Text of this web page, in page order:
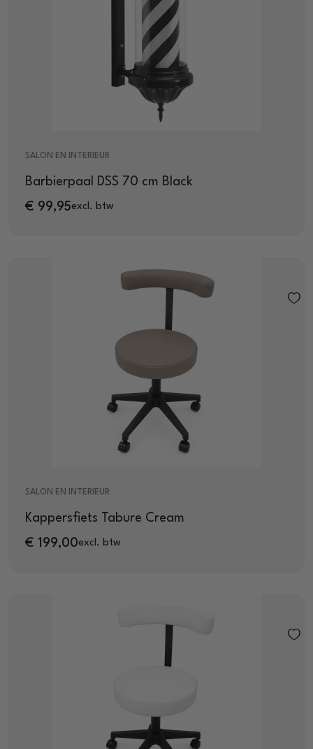
SALON EN INTERIEUR
Barbierpaal DSS 70 cm Black
€ 99,95excl. btw
SALON EN INTERIEUR
Kappersfiets Tabure Cream
€ 199,00excl. btw